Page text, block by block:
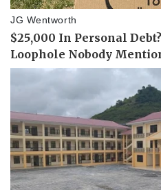
Thể thao
Lịch thi đấu bóng đá
Thế giới thể thao
eSports